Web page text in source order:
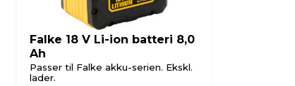
Falke 18 V Li-ion batteri 8,0
Ah
Passer til Falke akku-serien. Ekskl.
lader.